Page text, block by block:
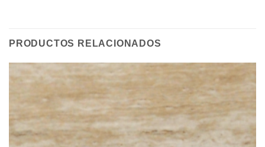
PRODUCTOS RELACIONADOS